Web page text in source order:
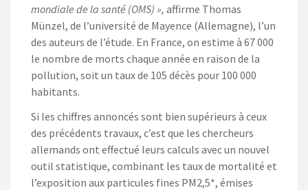
mondiale de la santé (OMS) », affirme Thomas
Münzel, de l’université de Mayence (Allemagne), l’un
des auteurs de l’étude. En France, on estime à 67 000
le nombre de morts chaque année en raison de la
pollution, soit un taux de 105 décès pour 100 000
habitants.
Si les chiffres annoncés sont bien supérieurs à ceux
des précédents travaux, c’est que les chercheurs
allemands ont effectué leurs calculs avec un nouvel
outil statistique, combinant les taux de mortalité et
l’exposition aux particules fines PM2,5*, émises